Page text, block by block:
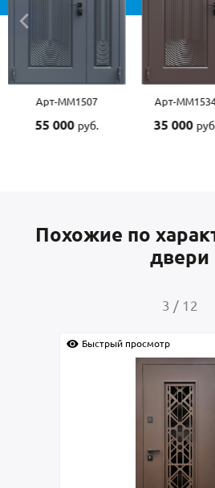
Арт-ММ1534
35 000руб.
Арт-ММ1279
35 000руб.
Похожие по
двери
4 / 12
Быстрый просмотр